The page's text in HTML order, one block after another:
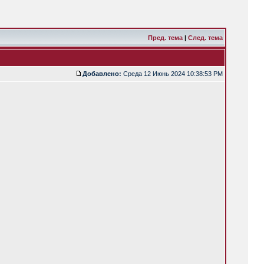
Пред. тема | След. тема
Добавлено: Среда 12 Июнь 2024 10:38:53 PM